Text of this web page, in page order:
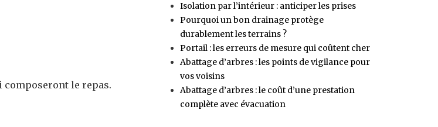
composeront le repas.
Isolation par l’intérieur : anticiper les prises
Pourquoi un bon drainage protège
durablement les terrains ?
Portail : les erreurs de mesure qui coûtent cher
Abattage d’arbres : les points de vigilance pour
vos voisins
Abattage d’arbres : le coût d’une prestation
complète avec évacuation